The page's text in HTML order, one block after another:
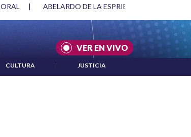
| ABELARDO DE LA ESPRIELLA Y DMG
VER EN VIVO
CULTURA | JUSTICIA